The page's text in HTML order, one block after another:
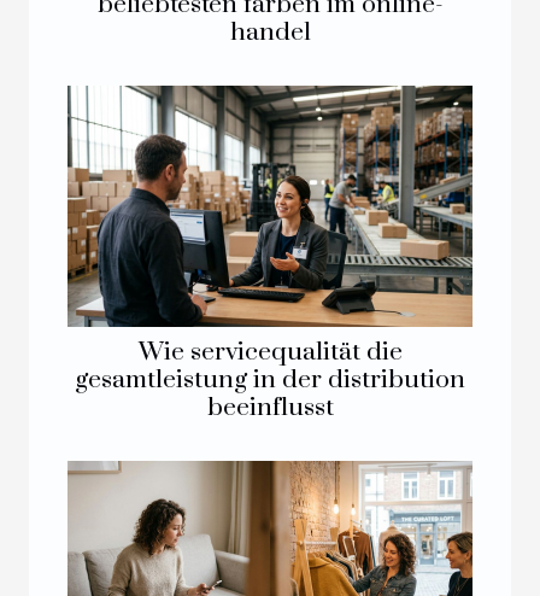
handel
Wie servicequalität die
gesamtleistung in der distribution
beeinflusst